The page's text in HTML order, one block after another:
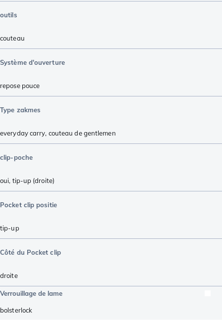
outils
couteau
Système d'ouverture
repose pouce
Type zakmes
everyday carry, couteau de gentlemen
clip-poche
oui, tip-up (droite)
Pocket clip positie
tip-up
Côté du Pocket clip
droite
Verrouillage de lame
bolsterlock